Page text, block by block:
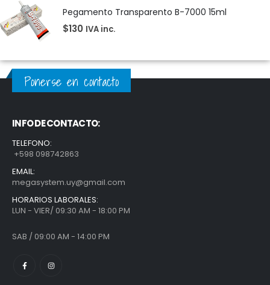
Pegamento Transparento B-7000 15ml
$130 IVA inc.
Ponerse en contacto
INFO DE CONTACTO:
TELEFONO:
+598 098742863
EMAIL:
megasystem.uy@gmail.com
HORARIOS LABORALES:
LUN - VIER/ 09:30 AM - 18:00 PM
SAB / 09:00 AM - 14:00 PM